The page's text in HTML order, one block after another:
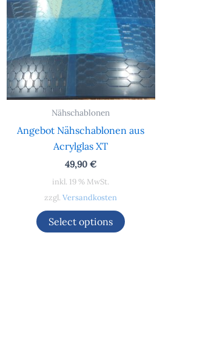
Nähschablonen
Angebot Nähschablonen aus
Acrylglas XT
49,90€
inkl. 19 % MwSt.
zzgl.Versandkosten
Select options